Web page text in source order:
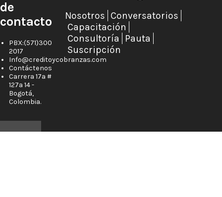
de
contacto
PBX:(571)300
2017
Info@creditoycobranzas.com
Contáctenos
Carrera 17a #
127a 14 -
Bogotá,
Colombia.
Nosotros Conversatorios
Capacitación
Consultoría
Pauta
Suscripción